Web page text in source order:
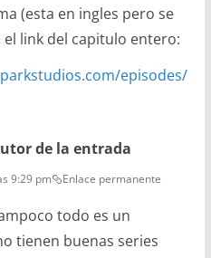
(esta en ingles pero se
el link del capitulo entero:
episodes/
de la entrada
9:29 pm Enlace permanente
todo es un
tienen buenas series